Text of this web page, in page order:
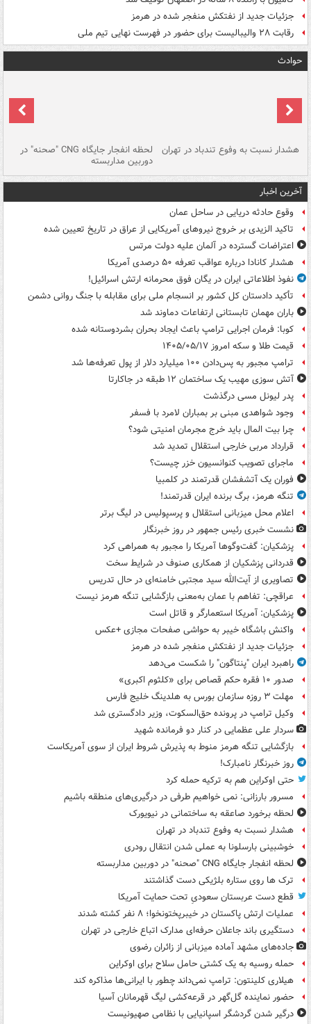
جزئیات جدید از نفتکش منفجر شده در هرمز
رقابت ۲۸ والیبالیست برای حضور در فهرست نهایی تیم ملی
حوادث
هشدار نسبت به وفوع تندباد در تهران لحظه انفجار جایگاه CNG "صحنه" در
دوربین مداربسته
آخرین اخبار
وقوع حادثه دریایی در ساحل عمان
تاکید الزیدی بر خروج نیروهای آمریکایی از عراق در تاریخ تعیین شده
اعتراضات گسترده در آلمان علیه دولت مرتس
هشدار کانادا درباره عواقب تعرفه ۵۰ درصدی آمریکا
نفوذ اطلاعاتی ایران در یگان فوق محرمانه ارتش اسرائیل!
تأکید دادستان کل کشور بر انسجام ملی برای مقابله با جنگ روانی دشمن
باران مهمان تابستانی ارتفاعات دماوند شد
کوبا: فرمان اجرایی ترامپ باعث ایجاد بحران بشردوستانه شده
قیمت طلا و سکه امروز ۱۴۰۵/۰۵/۱۷
ترامپ مجبور به پس‌دادن ۱۰۰ میلیارد دلار از پول تعرفه‌ها شد
آتش سوزی مهیب یک ساختمان ۱۲ طبقه در جاکارتا
پدر لیونل مسی درگذشت
وجود شواهدی مبنی بر بمباران لامرد با فسفر
چرا بیت المال باید خرج مجرمان امنیتی شود؟
قرارداد مربی خارجی استقلال تمدید شد
ماجرای تصویب کنوانسیون خزر چیست؟
فوران یک آتشفشان قدرتمند در کلمبیا
تنگه هرمز، برگ برنده ایران قدرتمند!
اعلام محل میزبانی استقلال و پرسپولیس در لیگ برتر
نشست خبری رئیس جمهور در روز خبرنگار
پزشکیان: گفت‌وگوها آمریکا را مجبور به همراهی کرد
قدردانی پزشکیان از همکاری صنوف در شرایط سخت
تصاویری از آیت‌الله سید مجتبی خامنه‌ای در حال تدریس
عراقچی: تفاهم با عمان به‌معنی بازگشایی تنگه هرمز نیست
پزشکیان: آمریکا استعمارگر و قاتل است
واکنش باشگاه خیبر به حواشی صفحات مجازی +عکس
جزئیات جدید از نفتکش منفجر شده در هرمز
راهبرد ایران "پنتاگون" را شکست می‌دهد
صدور ۱۰ فقره حکم قصاص برای «کلثوم اکبری»
مهلت ۳ روزه سازمان بورس به هلدینگ خلیج فارس
وکیل ترامپ در پرونده حق‌السکوت، وزیر دادگستری شد
سردار علی عظمایی در کنار دو فرمانده شهید
بازگشایی تنگه هرمز منوط به پذیرش شروط ایران از سوی آمریکاست
روز خبرنگار نامبارک!
حتی اوکراین هم به ترکیه حمله کرد
مسرور بارزانی: نمی خواهیم طرفی در درگیری‌های منطقه باشیم
لحظه برخورد صاعقه به ساختمانی در نیویورک
هشدار نسبت به وفوع تندباد در تهران
خوشبینی بارسلونا به عملی شدن انتقال رودری
لحظه انفجار جایگاه CNG "صحنه" در دوربین مداربسته
ترک ها روی ستاره بلژیکی دست گذاشتند
قطع دست عربستان سعودیِ تحت حمایت آمریکا
عملیات ارتش پاکستان در خیبرپختونخوا؛ ۸ نفر کشته شدند
دستگیری باند جاعلان حرفه‌ای مدارک اتباع خارجی در تهران
جاده‌های مشهد آماده میزبانی از زائران رضوی
حمله روسیه به یک کشتی حامل سلاح برای اوکراین
هیلاری کلینتون: ترامپ نمی‌داند چطور با ایرانی‌ها مذاکره کند
حضور نماینده گل‌گهر در قرعه‌کشی لیگ قهرمانان آسیا
درگیر شدن گردشگر اسپانیایی با نظامی صهیونیست